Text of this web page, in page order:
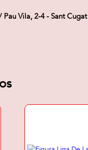
Pau Vila, 2-4 - Sant